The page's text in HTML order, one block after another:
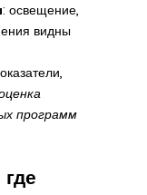
: освещение,
видны
программ